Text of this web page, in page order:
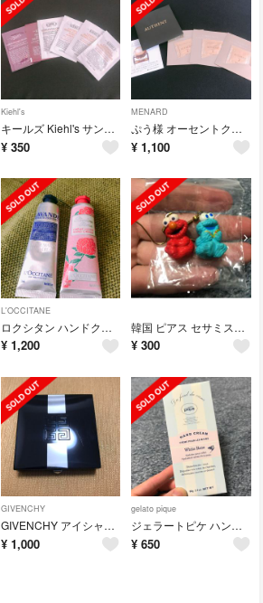
Kiehl's
キールズ Kiehl's サンプルセット
¥ 350
MENARD
ぷう様 オーセントクリーム Ⅱ
¥ 1,100
L'OCCITANE
ロクシタン ハンドクリームセット
¥ 1,200
韓国 ピアス セサミストリート
¥ 300
GIVENCHY
GIVENCHY アイシャドウ 限定品
¥ 1,000
gelato pique
ジェラートピケ ハンドクリーム
¥ 650